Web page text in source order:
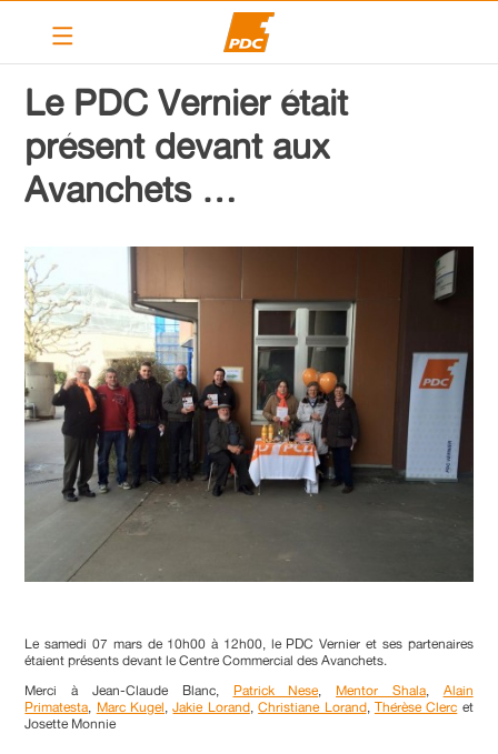
Le PDC Vernier
Nos actions
Calendrier
Contact
Liens
PDC cantonal
Devenir membre
Le PDC Vernier était
présent devant aux
Avanchets …
Le samedi 07 mars de 10h00 à 12h00, le PDC Vernier et ses partenaires
étaient présents devant le Centre Commercial des Avanchets.
Merci à Jean-Claude Blanc, Patrick Nese, Mentor Shala, Alain
Primatesta, Marc Kugel,Jakie Lorand,Christiane Lorand, Thėrèse Clerc et
Josette Monnie